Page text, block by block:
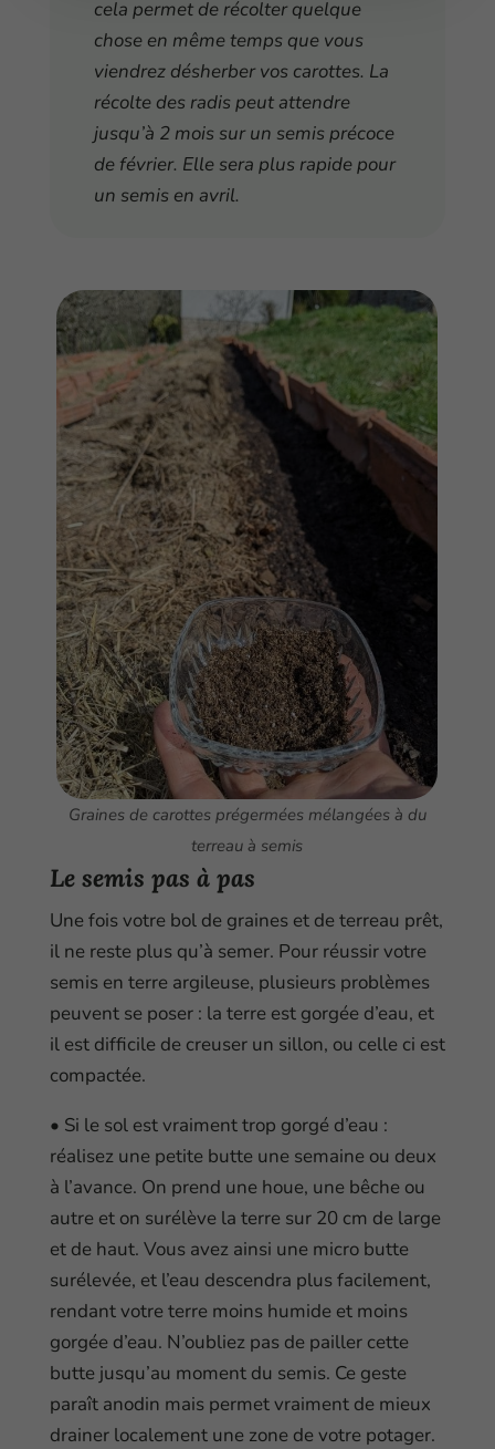
cela permet de récolter quelque
chose en même temps que vous
viendrez désherber vos carottes. La
récolte des radis peut attendre
jusqu’à 2 mois sur un semis précoce
de février. Elle sera plus rapide pour
un semis en avril.
Graines de carottes prégermées mélangées à du
terreau à semis
Le semis pas à pas
Une fois votre bol de graines et de terreau prêt,
il ne reste plus qu’à semer. Pour réussir votre
semis en terre argileuse, plusieurs problèmes
peuvent se poser : la terre est gorgée d’eau, et
il est difficile de creuser un sillon, ou celle ci est
compactée.
• Si le sol est vraiment trop gorgé d’eau :
réalisez une petite butte une semaine ou deux
à l’avance. On prend une houe, une bêche ou
autre et on surélève la terre sur 20 cm de large
et de haut. Vous avez ainsi une micro butte
surélevée, et l’eau descendra plus facilement,
rendant votre terre moins humide et moins
gorgée d’eau. N’oubliez pas de pailler cette
butte jusqu’au moment du semis. Ce geste
paraît anodin mais permet vraiment de mieux
drainer localement une zone de votre potager.